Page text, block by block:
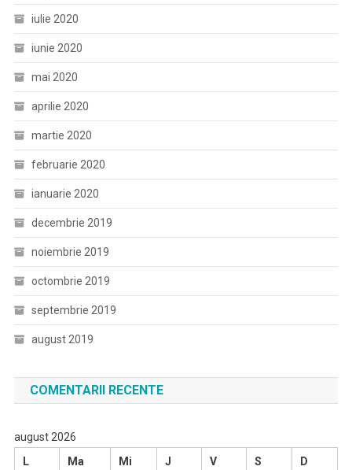
iulie 2020
iunie 2020
mai 2020
aprilie 2020
martie 2020
februarie 2020
ianuarie 2020
decembrie 2019
noiembrie 2019
octombrie 2019
septembrie 2019
august 2019
COMENTARII RECENTE
august 2026
L
Ma Mi J V S D